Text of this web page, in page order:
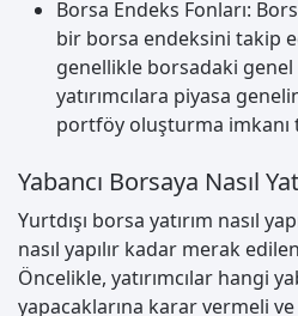
Borsa Endeks Fonları:
bir borsa endeksini takip
genellikle borsadaki genel
yatırımcılara piyasa
portföy oluşturma imkanı
Yabancı Borsaya Nasıl
Yurtdışı borsa yatırım nasıl
nasıl yapılır kadar merak
Öncelikle, yatırımcılar hangi
yapacaklarına karar vermeli ve